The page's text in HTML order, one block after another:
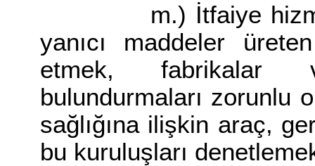
m.) İtfaiye
yanıcı maddeler
etmek, fabrikalar
bulundurmaları zorunlu
sağlığına ilişkin araç,
bu kuruluşları